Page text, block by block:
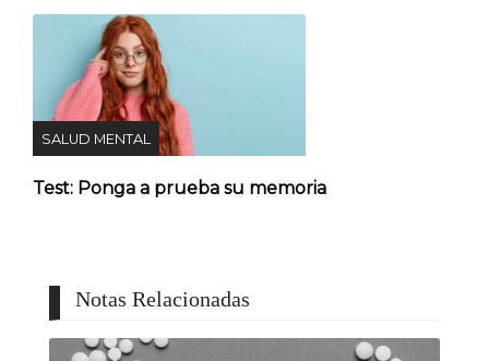
SALUD MENTAL
Test: Ponga a prueba su memoria
Notas Relacionadas